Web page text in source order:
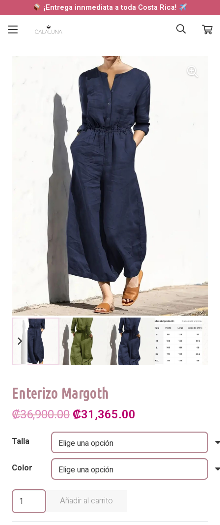
¡Entrega innmediata a toda Costa Rica!
Enterizo Margoth
₡36,900.00 El
precio
original
era:
₡36,900.00.
₡31,365.00
precio
actual
₡31,365.00.
Talla
Color
Enterizo
Margoth
cantidad
Añadir al carrito